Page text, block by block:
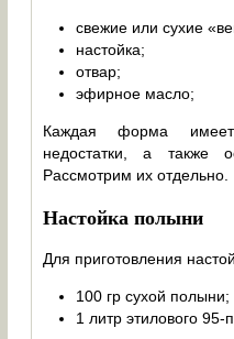
свежие или сухие
настойка;
отвар;
эфирное масло;
Каждая форма
недостатки, а также
Рассмотрим их отдельно.
Настойка полыни
Для приготовления
100 гр сухой полыни;
1 литр этилового 95-